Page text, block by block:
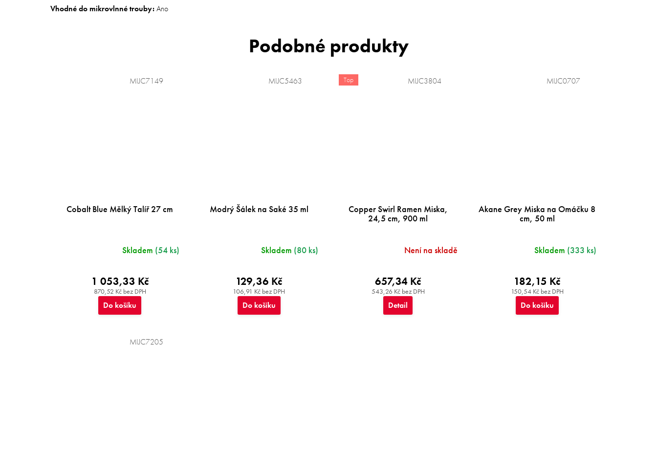
Vhodné do mikrovlnné trouby:Ano
Cobalt Blue Mělký Talíř 27 cm
Skladem (54 ks)
870,52 Kč bez DPH
1 053,33 Kč
Do košíku
MIJC7149
Modrý Šálek na Saké 35 ml
Skladem (80 ks)
106,91 Kč bez DPH
129,36 Kč
Do košíku
MIJC5463 Top
Copper Swirl Ramen Miska,
24,5 cm, 900 ml
Není na skladě
543,26 Kč bez DPH
657,34 Kč
Detail
MIJC3804
Akane Grey Miska na Omáčku 8
cm, 50 ml
Skladem (333 ks)
150,54 Kč bez DPH
182,15 Kč
Do košíku
MIJC0707
MIJC7205